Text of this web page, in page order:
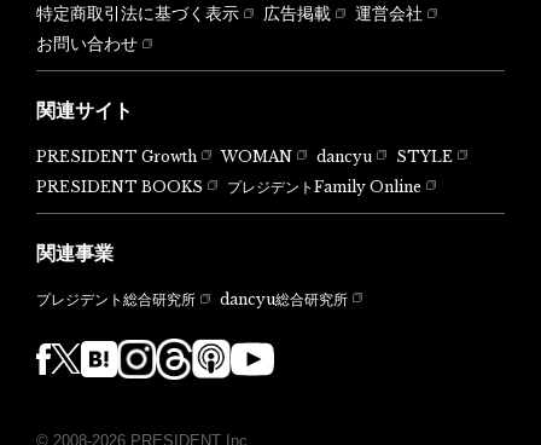
特定商取引法に基づく表示
広告掲載
運営会社
お問い合わせ
関連サイト
PRESIDENT Growth WOMAN dancyu
STYLE
PRESIDENT BOOKS
プレジデントFamily Online
関連事業
プレジデント総合研究所 dancyu総合研究所
© 2008-2026 PRESIDENT Inc.